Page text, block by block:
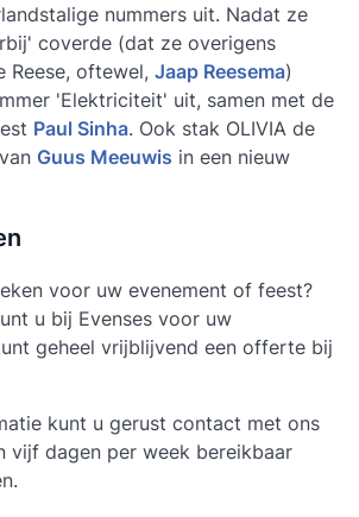
nummers uit. Nadat ze
coverde (dat ze overigens
Reese, oftewel, Jaap Reesema)
'Elektriciteit' uit, samen met de
Paul Sinha. Ook stak OLIVIA de
van Guus Meeuwis in een nieuw
voor uw evenement of feest?
u bij Evenses voor uw
geheel vrijblijvend een offerte bij
kunt u gerust contact met ons
vijf dagen per week bereikbaar